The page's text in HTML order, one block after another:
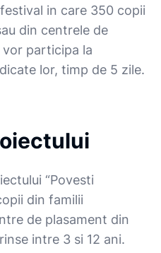
in care 350 copii
din centrele de
participa la
lor, timp de 5 zile.
“Povesti
din familii
de plasament din
intre 3 si 12 ani.